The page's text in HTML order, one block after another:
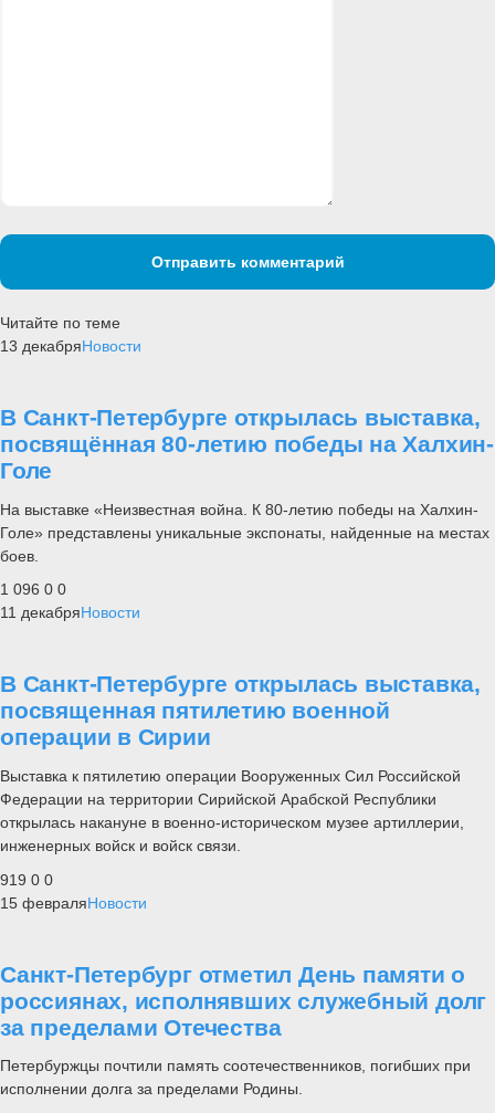
Отправить комментарий
Читайте по теме
13 декабряНовости
В Санкт-Петербурге открылась выставка,
посвящённая 80-летию победы на Халхин-
Голе
На выставке «Неизвестная война. К 80-летию победы на Халхин-
Голе» представлены уникальные экспонаты, найденные на местах
боев.
1 096 0 0
11 декабряНовости
В Санкт-Петербурге открылась выставка,
посвященная пятилетию военной
операции в Сирии
Выставка к пятилетию операции Вооруженных Сил Российской
Федерации на территории Сирийской Арабской Республики
открылась накануне в военно-историческом музее артиллерии,
инженерных войск и войск связи.
919 0 0
15 февраляНовости
Санкт-Петербург отметил День памяти о
россиянах, исполнявших служебный долг
за пределами Отечества
Петербуржцы почтили память соотечественников, погибших при
исполнении долга за пределами Родины.